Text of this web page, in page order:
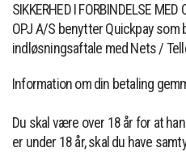
SIKKERHED I FORBINDELSE MED
OPJ A/S benytter Quickpay som
indløsningsaftale med Nets /
Information om din betaling
Du skal være over 18 år for at
er under 18 år, skal du have